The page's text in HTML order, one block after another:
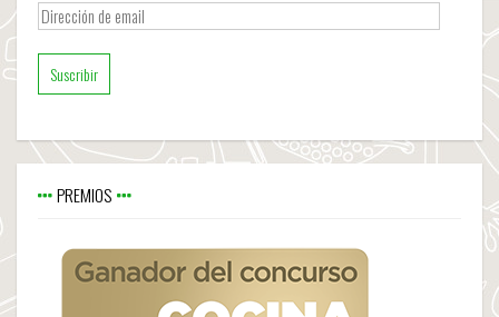
Dirección
de
email
PREMIOS